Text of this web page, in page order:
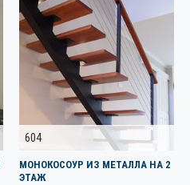
604
МОНОКОСОУР ИЗ МЕТАЛЛА НА 2
ЭТАЖ